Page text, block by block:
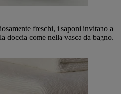
freschi, i saponi invitano a
doccia come nella vasca da bagno.